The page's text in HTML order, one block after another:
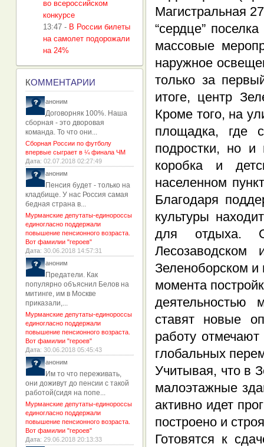
Магистральная
“сердце”
массовые
наружное
только за
итоге, центр
Кроме того, на
площадка, где
подростки, но и
коробка и
населенном
Благодаря
культуры
для отдыха.
Зеленоборском и
момента
деятельностью
ставят новые
работу
глобальных
Учитывая, что в
малоэтажные
активно идет
построено и
Готовятся к
во всероссийском
конкурсе
13:47 - В России билеты
на самолет подорожали
на 24%
КОММЕНТАРИИ
аноним
Договорняк 100%. Наша
сборная - это дворовая
команда. То что они...
Сборная России по футболу
впервые сыграет в ¼ финала ЧМ
Дата: 02.07.2018 02:27:49
аноним
Пенсия будет - только на
кладбище. У нас Россия самая
бедная страна в...
Мурманские депутаты-единороссы
единогласно поддержали
повышение пенсионного возраста.
Вот фамилии "героев"
Дата: 30.06.2018 14:57:31
аноним
Предатели. Как
популярно объяснил Белов на
митинге, им в Москве
приказали,...
Мурманские депутаты-единороссы
единогласно поддержали
повышение пенсионного возраста.
Вот фамилии "героев"
Дата: 30.06.2018 05:45:43
аноним
Им то что переживать,
они доживут до пенсии с такой
работой(сидя на попе...
Мурманские депутаты-единороссы
единогласно поддержали
повышение пенсионного возраста.
Вот фамилии "героев"
Дата: 29.06.2018 20:13:33